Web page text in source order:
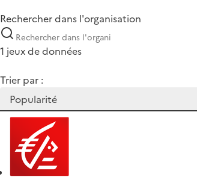
Rechercher dans l'organisation
1 jeux de données
Trier par :